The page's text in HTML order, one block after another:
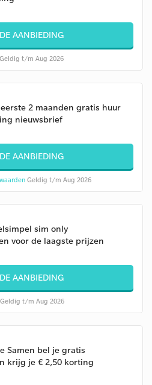
AANBIEDING
t/m Aug 2026
2 maanden gratis huur
nieuwsbrief
AANBIEDING
Geldig t/m Aug 2026
sim only
voor de laagste prijzen
AANBIEDING
t/m Aug 2026
Samen bel je gratis
krijg je € 2,50 korting